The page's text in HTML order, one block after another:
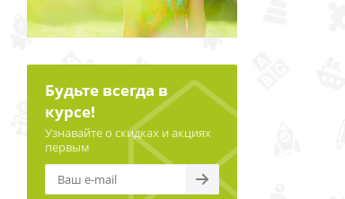
Будьте всегда в
курсе!
Узнавайте о скидках и акциях
первым